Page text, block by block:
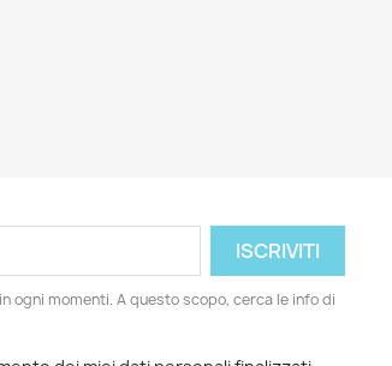
ogni momenti. A questo scopo, cerca le info di